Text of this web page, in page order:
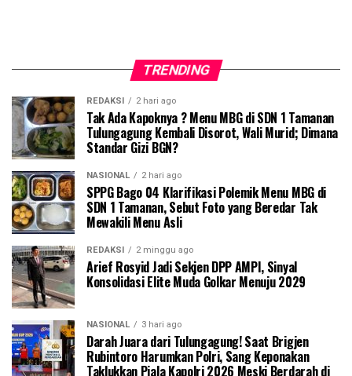
TRENDING
REDAKSI 2 hari ago
Tak Ada Kapoknya ? Menu MBG di SDN 1 Tamanan
Tulungagung Kembali Disorot, Wali Murid; Dimana
Standar Gizi BGN?
NASIONAL 2 hari ago
SPPG Bago 04 Klarifikasi Polemik Menu MBG di
SDN 1 Tamanan, Sebut Foto yang Beredar Tak
Mewakili Menu Asli
REDAKSI 2 minggu ago
Arief Rosyid Jadi Sekjen DPP AMPI, Sinyal
Konsolidasi Elite Muda Golkar Menuju 2029
NASIONAL 3 hari ago
Darah Juara dari Tulungagung! Saat Brigjen
Rubintoro Harumkan Polri, Sang Keponakan
Taklukkan Piala Kapolri 2026 Meski Berdarah di